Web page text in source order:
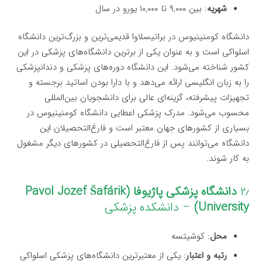
شهریه: بین ۹,۰۰۰ تا ۱۰,۰۰۰ یورو در سال
دانشگاه کومنینیوس در براتیسلاوا قدیمی‌ترین و بزرگ‌ترین دانشگاه
اسلواکی است و به عنوان یکی از برترین دانشگاه‌های پزشکی در این
کشور شناخته می‌شود. این دانشگاه دوره‌های پزشکی و دندانپزشکی
را به زبان انگلیسی ارائه می‌دهد و با دارا بودن اساتید برجسته و
تجهیزات پیشرفته، گزینه‌ای عالی برای دانشجویان بین‌المللی
محسوب می‌شود. مدرک پزشکی اعطایی دانشگاه کومنینیوس در
بسیاری از کشورهای جهان معتبر است و فارغ‌التحصیلان این
دانشگاه می‌توانند پس از فارغ‌التحصیلی در کشورهای دیگر مشغول
به کار شوند.
۲٫
دانشگاه پزشکی پاژیوفا (Pavol Jozef Šafárik
University) – دانشکده پزشکی
محل: کوشیتسه
رتبه و اعتبار: یکی از معتبرترین دانشگاه‌های پزشکی اسلواکی